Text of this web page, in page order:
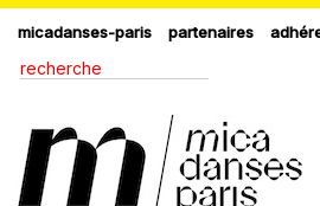
micadanses-paris partenaires